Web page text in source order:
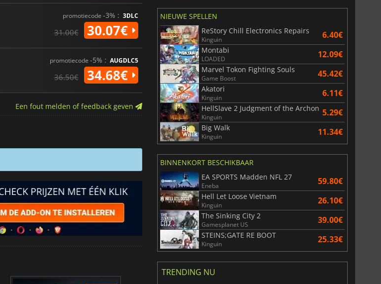
promotiecode -3% : 3DLC
31.00€ 30.07€
promotiecode -5% : AUGDLC5
36.50€ 34.68€
Een fout melden of feedback geven
NIEUWE SPELLEN
ReStory Chill Electronics Repairs
Kinguin 6.40€
Montabi
LOADED 12.09€
Marvel Tokon Fighting Souls
Game Boost 45.42€
Akatori
Kinguin 6.11€
HellSlave 2 Judgment of the Archon
Kinguin 5.29€
Big Walk
Kinguin 11.34€
BINNENKORT BESCHIKBAAR
EA SPORTS Madden NFL 27
Eneba 59.80€
Hell Let Loose Vietnam
Kinguin 26.10€
The Sinking City 2
Gamesplanet US 39.00€
STEINS;GATE RE BOOT
Kinguin 25.33€
TRENDING NU